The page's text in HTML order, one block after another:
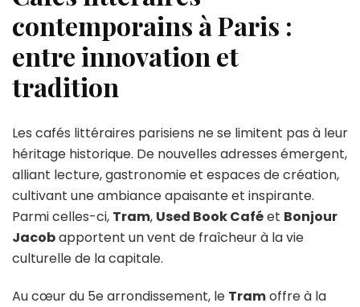
contemporains à Paris :
entre innovation et
tradition
Les cafés littéraires parisiens ne se limitent pas à leur
héritage historique. De nouvelles adresses émergent,
alliant lecture, gastronomie et espaces de création,
cultivant une ambiance apaisante et inspirante.
Parmi celles-ci, Tram, Used Book Caféet Bonjour
Jacobapportent un vent de fraîcheur à la vie
culturelle de la capitale.
Au cœur du 5e arrondissement, le Tramoffre à la